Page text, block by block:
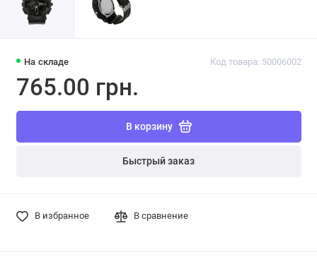
На складе Код товара: 50006002
765.00 грн.
В корзину
Быстрый заказ
В избранное В сравнение